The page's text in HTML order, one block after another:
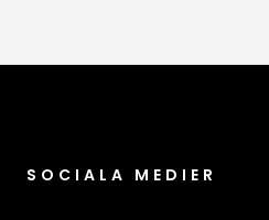
SOCIALA MEDIER